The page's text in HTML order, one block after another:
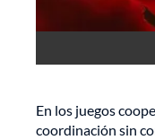
En los juegos
coordinación sin